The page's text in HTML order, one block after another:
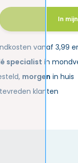
In
vanaf 3,99
specialist in
morgen in huis
tevreden klanten